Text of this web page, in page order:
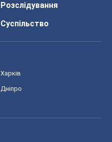
Розслідування
Суспільство
Харків
Дніпро